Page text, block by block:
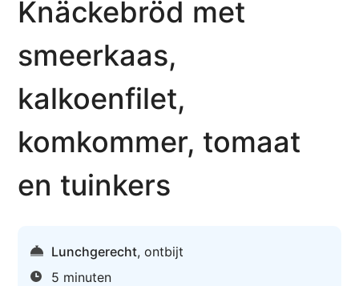
Knäckebröd met
smeerkaas,
kalkoenfilet,
komkommer, tomaat
en tuinkers
Lunchgerecht,ontbijt
5 minuten